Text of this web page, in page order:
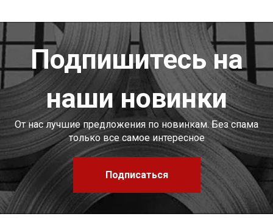
Подпишитесь на
наши новинки
От нас лучшие предложения по новинкам. Без спама
только все самое интересное
Подписаться